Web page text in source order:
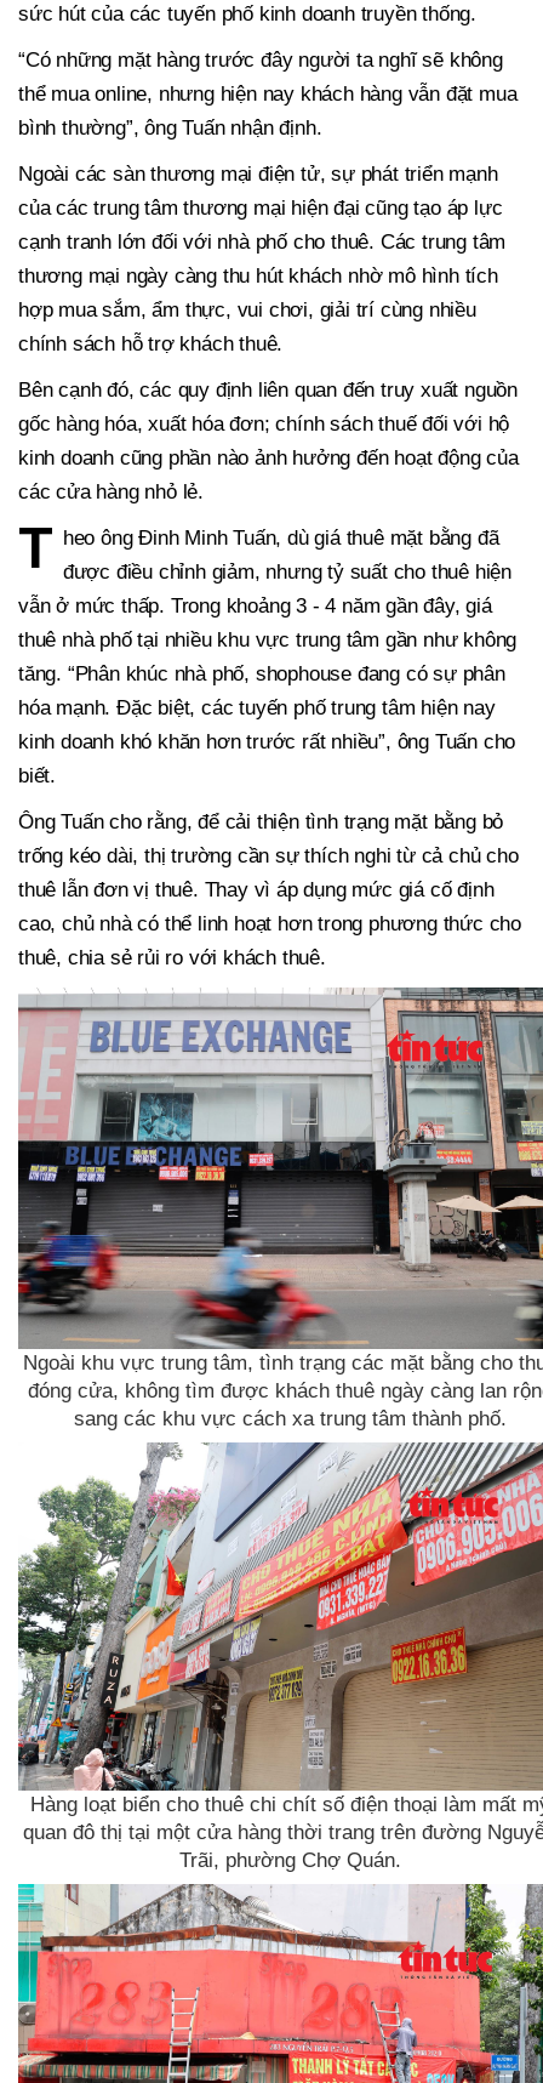
sức hút của các tuyến phố kinh doanh truyền thống.
“Có những mặt hàng trước đây người ta nghĩ sẽ không
thể mua online, nhưng hiện nay khách hàng vẫn đặt mua
bình thường”, ông Tuấn nhận định.
Ngoài các sàn thương mại điện tử, sự phát triển mạnh
của các trung tâm thương mại hiện đại cũng tạo áp lực
cạnh tranh lớn đối với nhà phố cho thuê. Các trung tâm
thương mại ngày càng thu hút khách nhờ mô hình tích
hợp mua sắm, ẩm thực, vui chơi, giải trí cùng nhiều
chính sách hỗ trợ khách thuê.
Bên cạnh đó, các quy định liên quan đến truy xuất nguồn
gốc hàng hóa, xuất hóa đơn; chính sách thuế đối với hộ
kinh doanh cũng phần nào ảnh hưởng đến hoạt động của
các cửa hàng nhỏ lẻ.
T heo ông Đinh Minh Tuấn, dù giá thuê mặt bằng đã
được điều chỉnh giảm, nhưng tỷ suất cho thuê hiện
vẫn ở mức thấp. Trong khoảng 3 - 4 năm gần đây, giá
thuê nhà phố tại nhiều khu vực trung tâm gần như không
tăng. “Phân khúc nhà phố, shophouse đang có sự phân
hóa mạnh. Đặc biệt, các tuyến phố trung tâm hiện nay
kinh doanh khó khăn hơn trước rất nhiều”, ông Tuấn cho
biết.
Ông Tuấn cho rằng, để cải thiện tình trạng mặt bằng bỏ
trống kéo dài, thị trường cần sự thích nghi từ cả chủ cho
thuê lẫn đơn vị thuê. Thay vì áp dụng mức giá cố định
cao, chủ nhà có thể linh hoạt hơn trong phương thức cho
thuê, chia sẻ rủi ro với khách thuê.
Ngoài khu vực trung tâm, tình trạng các mặt bằng cho
đóng cửa, không tìm được khách thuê ngày càng lan
sang các khu vực cách xa trung tâm thành phố.
Hàng loạt biển cho thuê chi chít số điện thoại làm mất
quan đô thị tại một cửa hàng thời trang trên đường
Trãi, phường Chợ Quán.